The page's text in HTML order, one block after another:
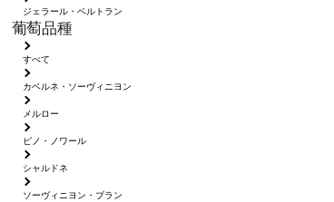
ジェラール・ベルトラン
葡萄品種
すべて
カベルネ・ソーヴィニヨン
メルロー
ピノ・ノワール
シャルドネ
ソーヴィニヨン・ブラン